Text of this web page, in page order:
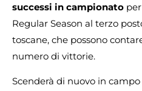
successi in campionato
Regular Season al terzo
toscane, che possono
numero di vittorie.
Scenderà di nuovo in